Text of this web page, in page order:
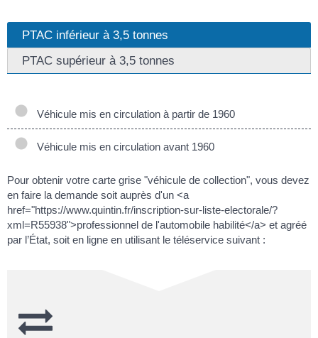
PTAC inférieur à 3,5 tonnes
PTAC supérieur à 3,5 tonnes
Véhicule mis en circulation à partir de 1960
Véhicule mis en circulation avant 1960
Pour obtenir votre carte grise "véhicule de collection", vous devez
en faire la demande soit auprès d'un <a
href="https://www.quintin.fr/inscription-sur-liste-electorale/?
xml=R55938">professionnel de l'automobile habilité</a> et agréé
par l’État, soit en ligne en utilisant le téléservice suivant :